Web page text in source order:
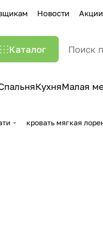
Новости Акции
Каталог
КухняМалая
кровать мягкая